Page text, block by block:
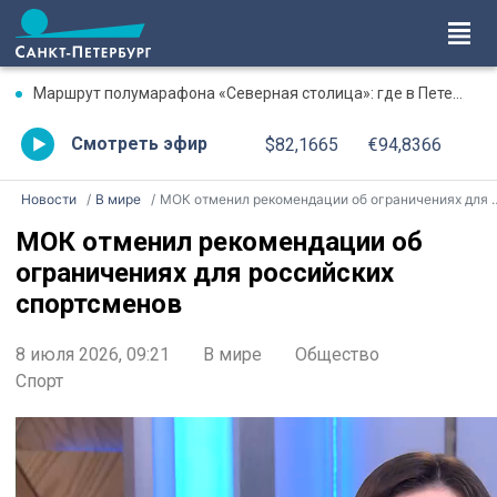
Маршрут полумарафона «Северная столица»: где в Петербурге будут перекрыты дороги 9 августа
Смотреть эфир $82,1665 €94,8366
Новости В мире МОК отменил рекомендации об ограничениях для российских спортсменов
МОК отменил рекомендации об
ограничениях для российских
спортсменов
8 июля 2026, 09:21 В мире
Общество
Спорт